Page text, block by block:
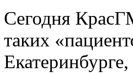
Сегодня
таких